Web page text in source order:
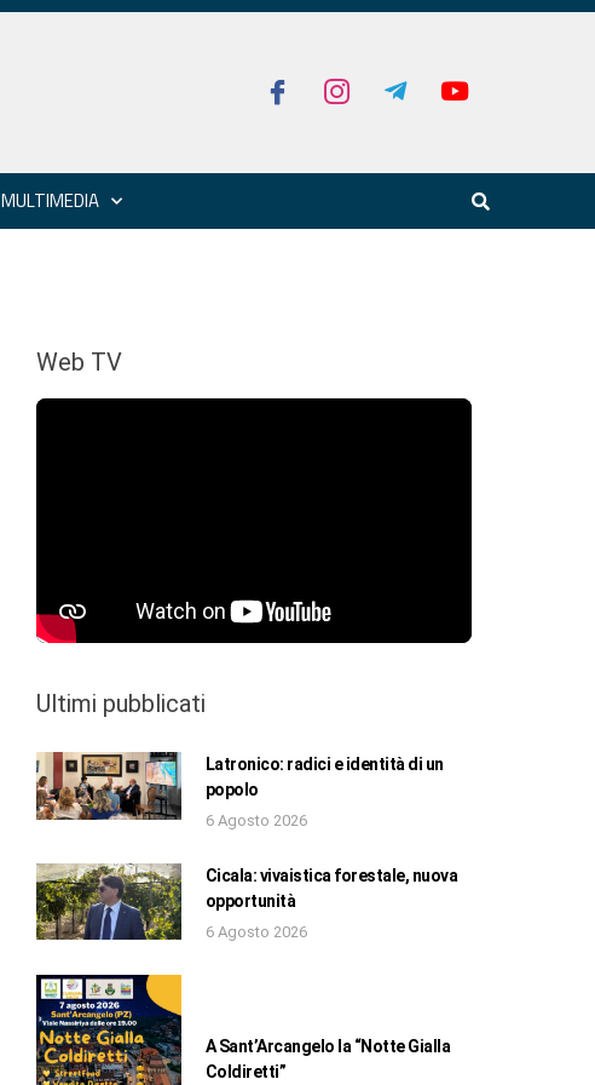
MULTIMEDIA
Web TV
Ultimi pubblicati
Latronico: radici e identità di un
popolo
6 Agosto 2026
Cicala: vivaistica forestale, nuova
opportunità
6 Agosto 2026
A Sant’Arcangelo la “Notte Gialla
Coldiretti”